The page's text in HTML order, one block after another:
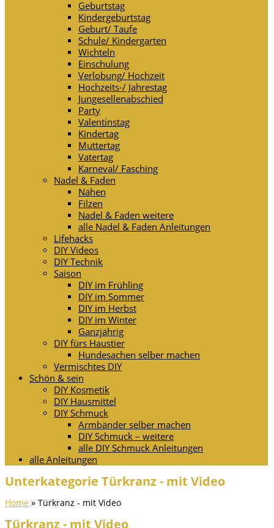
Geburtstag
Kindergeburtstag
Geburt/ Taufe
Schule/ Kindergarten
Wichteln
Einschulung
Verlobung/ Hochzeit
Hochzeits-/ Jahrestag
Jungesellenabschied
Party
Valentinstag
Kindertag
Muttertag
Vatertag
Karneval/ Fasching
Nadel & Faden
Nähen
Filzen
Nadel & Faden weitere
alle Nadel & Faden Anleitungen
Lifehacks
DIY Videos
DIY Technik
Saison
DIY im Frühling
DIY im Sommer
DIY im Herbst
DIY im Winter
Ganzjährig
DIY fürs Haustier
Hundesachen selber machen
Vermischtes DIY
Schön & sein
DIY Kosmetik
DIY Hausmittel
DIY Schmuck
Armbänder selber machen
DIY Schmuck – weitere
alle DIY Schmuck Anleitungen
alle Anleitungen
Unterkategorie Türkranz - mit Video
Home » Türkranz - mit Video
Türkranz - mit Video